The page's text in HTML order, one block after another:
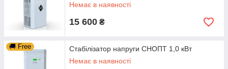
Немає в наявності
15 600 ₴
🚚 Free
Стабілізатор напруги СНОПТ 1,0 кВт
Немає в наявності